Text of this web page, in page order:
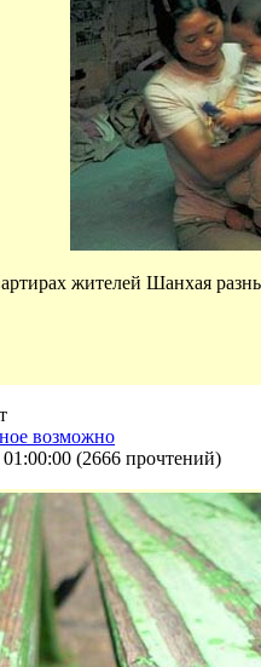
жителей Шанхая
возможно
(2666 прочтений)